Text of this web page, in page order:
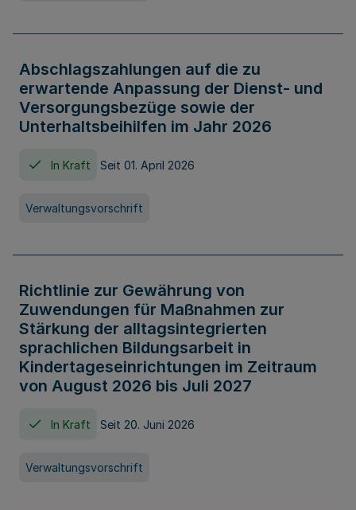
Abschlagszahlungen auf die zu
erwartende Anpassung der Dienst- und
Versorgungsbezüge sowie der
Unterhaltsbeihilfen im Jahr 2026
In Kraft Seit 01. April 2026
Verwaltungsvorschrift
Richtlinie zur Gewährung von
Zuwendungen für Maßnahmen zur
Stärkung der alltagsintegrierten
sprachlichen Bildungsarbeit in
Kindertageseinrichtungen im Zeitraum
von August 2026 bis Juli 2027
In Kraft Seit 20. Juni 2026
Verwaltungsvorschrift